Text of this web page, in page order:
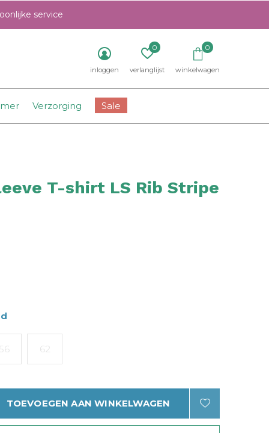
Verzorging Sale
inloggen verlanglijst
0
winkelwagen
0
service
T-shirt LS Rib Stripe
62
TOEVOEGEN AAN WINKELWAGEN